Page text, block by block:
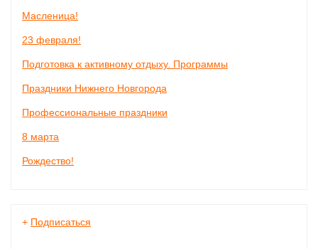
Масленица!
23 февраля!
Подготовка к активному отдыху. Программы
Праздники Нижнего Новгорода
Профессиональные праздники
8 марта
Рождество!
+ Подписаться